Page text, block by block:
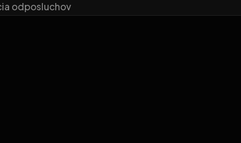
odposluchov